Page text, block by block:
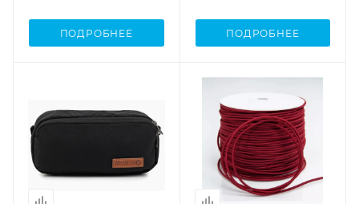
ПОДРОБНЕЕ ПОДРОБНЕЕ